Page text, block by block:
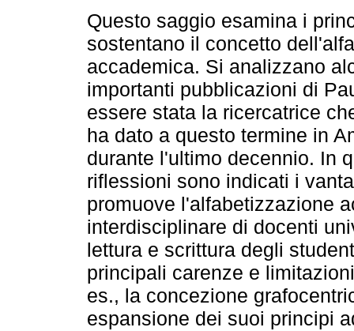
Questo saggio esamina i
sostentano il concetto
accademica. Si analizzano
importanti pubblicazioni di
essere stata la ricercatrice
ha dato a questo termine in
durante l'ultimo decennio. In
riflessioni sono indicati i
promuove l'alfabetizzazione
interdisciplinare di docenti
lettura e scrittura degli
principali carenze e
es., la concezione
espansione dei suoi principi